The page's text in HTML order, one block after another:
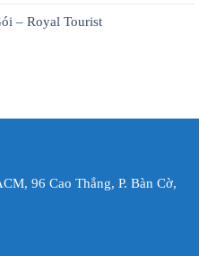
– Royal Tourist
96 Cao Thắng, P. Bàn Cờ,